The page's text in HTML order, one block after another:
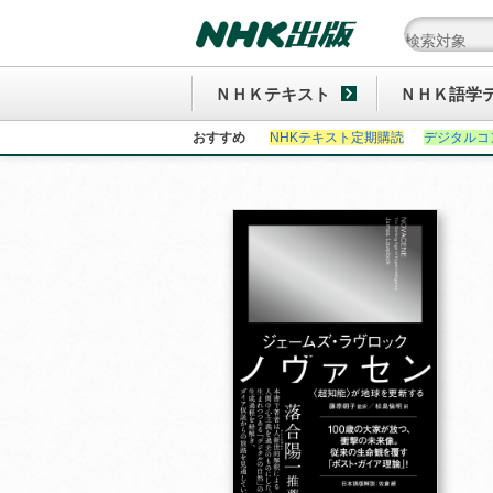
ＮＨＫテキスト ＮＨＫ語学
おすすめ NHKテキスト定期購読 デジタル